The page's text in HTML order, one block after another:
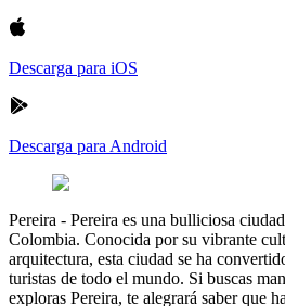
Descarga para iOS
Descarga para Android
Pereira - Pereira es una bulliciosa
Colombia. Conocida por su vibrante
arquitectura, esta ciudad se ha
turistas de todo el mundo. Si buscas
exploras Pereira, te alegrará saber que